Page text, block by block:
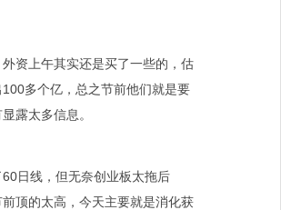
资上午其实还是买了一些的，估
多个亿，总之节前他们就是要
露太多信息。
日线，但无奈创业板太拖后
顶的太高，今天主要就是消化获